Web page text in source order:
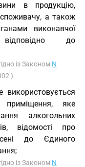
в продукцію,
споживачу, а також
виконавчої
до
із Законом N
)
використовується
яке
алкогольних
відомості про
до Єдиного
із Законом N